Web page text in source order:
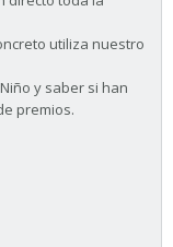
utiliza nuestro
y saber si han
premios.